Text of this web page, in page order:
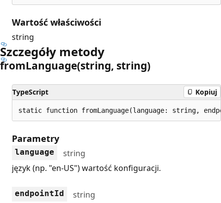
Wartość właściwości
string
Szczegóły metody
fromLanguage(string, string)
TypeScript Kopiuj
static function fromLanguage(language: string,
Parametry
language
string
język (np. "en-US") wartość konfiguracji.
endpointId
string